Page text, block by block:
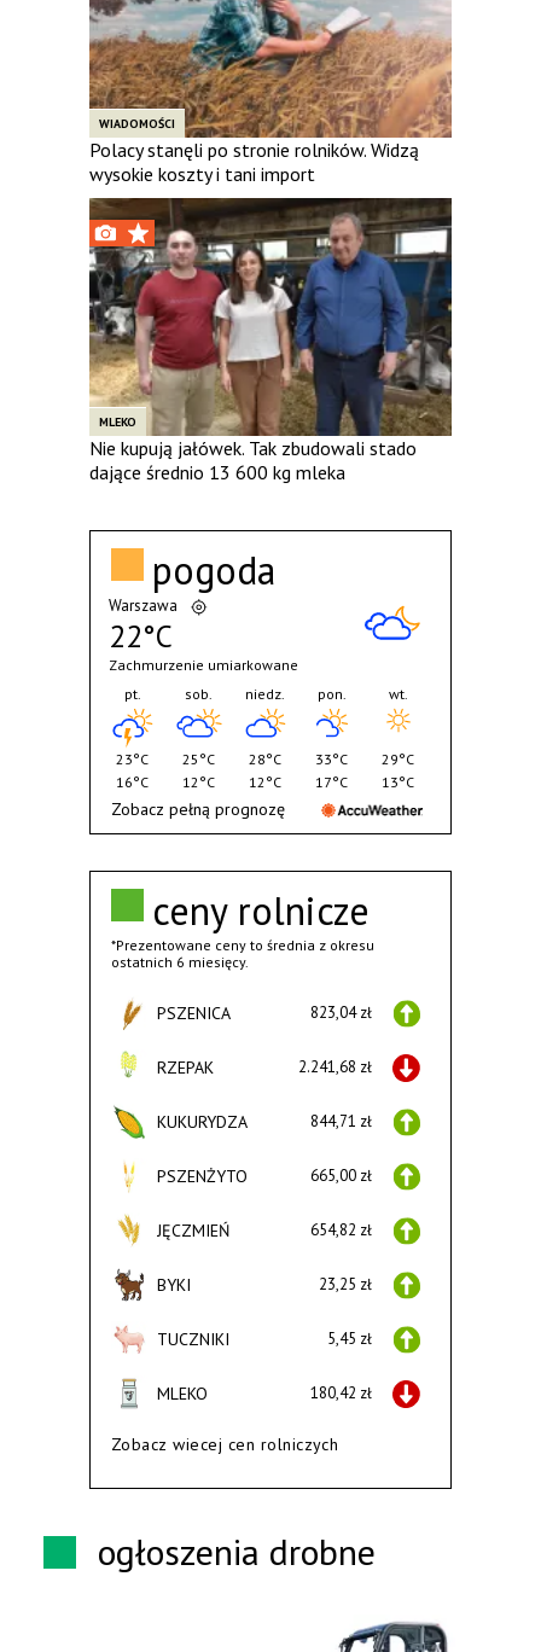
WIADOMOŚCI
Polacy stanęli po stronie rolników. Widzą
wysokie koszty i tani import
MLEKO
Nie kupują jałówek. Tak zbudowali stado
dające średnio 13 600 kg mleka
ceny rolnicze
*Prezentowane ceny to średnia z okresu
ostatnich 6 miesięcy.
PSZENICA 823,04 zł
RZEPAK 2.241,68 zł
KUKURYDZA 844,71 zł
PSZENŻYTO 665,00 zł
JĘCZMIEŃ 654,82 zł
BYKI 23,25 zł
TUCZNIKI 5,45 zł
MLEKO 180,42 zł
Zobacz wiecej cen rolniczych
pogoda
Warszawa
22°C
Zachmurzenie umiarkowane
pt.
23°C
16°C
sob.
25°C
12°C
niedz.
28°C
12°C
pon.
33°C
17°C
wt.
29°C
13°C
Zobacz pełną prognozę
ogłoszenia drobne